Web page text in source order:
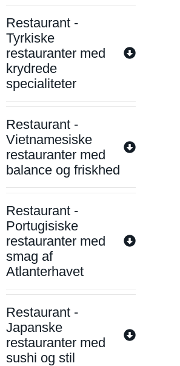
Restaurant -
Tyrkiske
restauranter med
krydrede
specialiteter
Restaurant -
Vietnamesiske
restauranter med
balance og friskhed
Restaurant -
Portugisiske
restauranter med
smag af
Atlanterhavet
Restaurant -
Japanske
restauranter med
sushi og stil